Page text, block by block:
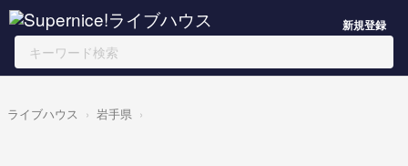
新規登録
ライブハウス 岩手県